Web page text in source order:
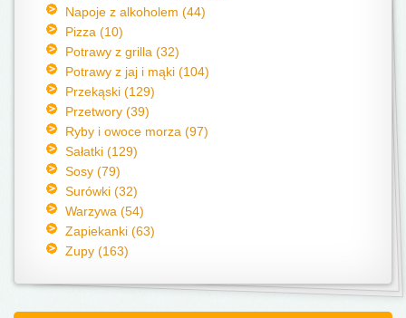
Napoje z alkoholem (44)
Pizza (10)
Potrawy z grilla (32)
Potrawy z jaj i mąki (104)
Przekąski (129)
Przetwory (39)
Ryby i owoce morza (97)
Sałatki (129)
Sosy (79)
Surówki (32)
Warzywa (54)
Zapiekanki (63)
Zupy (163)